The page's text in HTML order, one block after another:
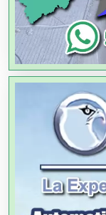
Alquiler
Alquiler